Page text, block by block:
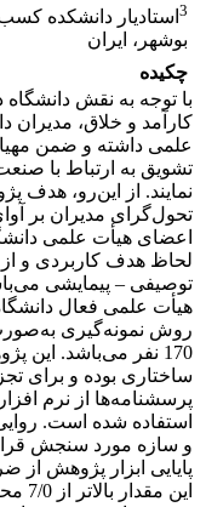
3 استادیار دانشکده
بوشهر، ایران
چکیده
با توجه به نقش
کارآمد و خلاق، مدیران
علمی داشته و ضمن مهیا
تشویق به ارتباط با
نمایند. از این‌رو، هدف
تحول‌گرای مدیران بر
اعضای هیأت علمی
لحاظ هدف کاربردی و
توصیفی – پیمایشی
روش نمونه‌گیری
170 نفر می‌باشد.
ساختاری بوده و برای
استفاده شده است.
و سازه مورد سنجش
پایایی ابزار پژوهش از
این